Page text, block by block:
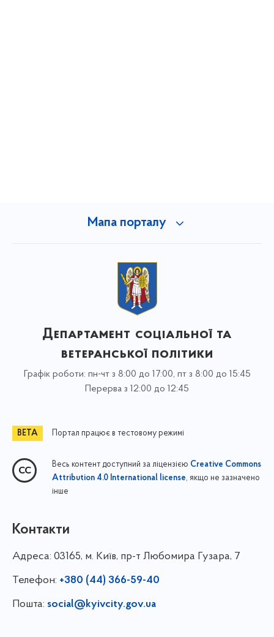
Мапа порталу
Департамент соціальної та
ветеранської політики
Графік роботи: пн-чт з 8:00 до 17:00, пт з 8:00 до 15:45
Перерва з 12:00 до 12:45
Портал працює в тестовому режимі
Весь контент доступний за ліцензією Creative Commons
Attribution 4.0 International license, якщо не зазначено
інше
Контакти
Адреса: 03165, м. Київ, пр-т Любомира Гузара, 7
Телефон: +380 (44) 366-59-40
Пошта: social@kyivcity.gov.ua